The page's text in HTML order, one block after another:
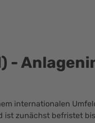
internationalen
zunächst befristet